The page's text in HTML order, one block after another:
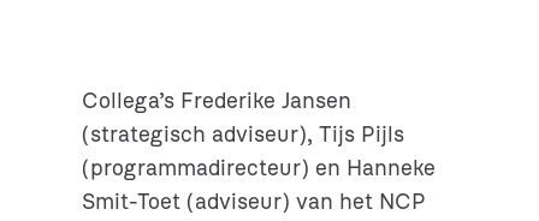
Collega’s Frederike Jansen
(strategisch adviseur), Tijs Pijls
(programmadirecteur) en Hanneke
Smit-Toet (adviseur) van het NCP